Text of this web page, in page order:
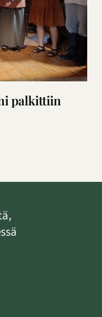
palkittiin